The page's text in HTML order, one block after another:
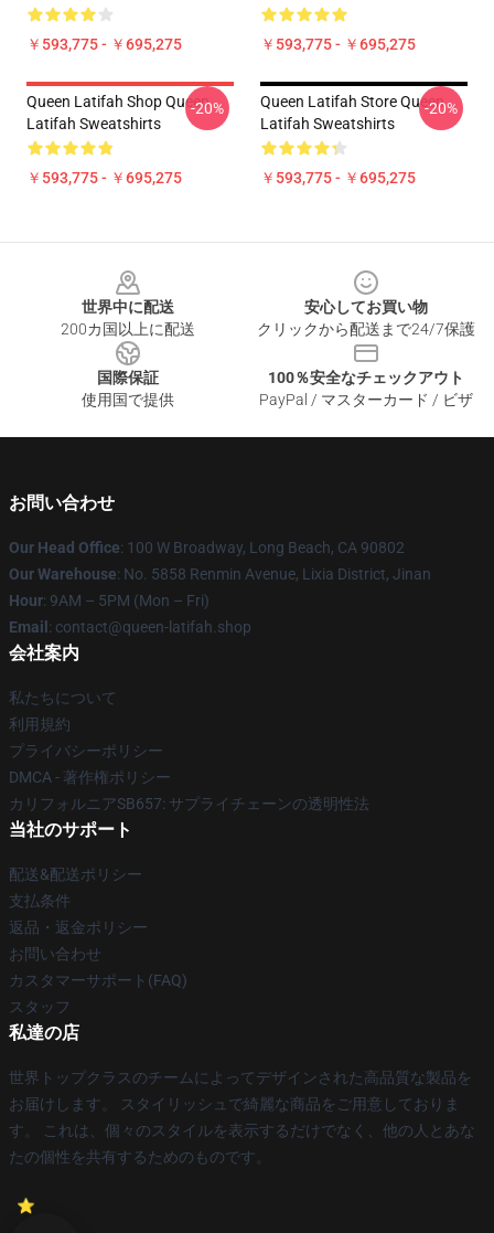
￥593,775 - ￥695,275 ￥593,775 - ￥695,275
Queen Latifah Shop Queen
Latifah Sweatshirts
￥593,775 - ￥695,275
-20%
Queen Latifah Store Queen
Latifah Sweatshirts
￥593,775 - ￥695,275
-20%
世界中に配送
200カ国以上に配送
安心してお買い物
クリックから配送まで24/7保護
国際保証
使用国で提供
100％安全なチェックアウト
PayPal / マスターカード / ビザ
お問い合わせ
Our Head Office: 100 W Broadway, Long Beach, CA 90802
Our Warehouse: No. 5858 Renmin Avenue, Lixia District, Jinan
Hour: 9AM – 5PM (Mon – Fri)
Email : contact@queen-latifah.shop
会社案内
私たちについて
利用規約
プライバシーポリシー
DMCA - 著作権ポリシー
カリフォルニアSB657: サプライチェーンの透明性法
当社のサポート
配送&配送ポリシー
支払条件
返品・返金ポリシー
お問い合わせ
カスタマーサポート(FAQ)
スタッフ
私達の店
世界トップクラスのチームによってデザインされた高品質な製品を
お届けします。 スタイリッシュで綺麗な商品をご用意しておりま
す。 これは、個々のスタイルを表示するだけでなく、他の人とあな
たの個性を共有するためのものです。